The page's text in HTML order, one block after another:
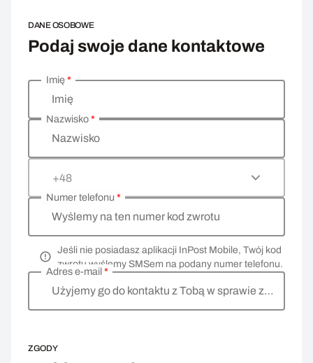
DANE OSOBOWE
Podaj swoje dane kontaktowe
Wprowadź swoje dane osobowe
Imię
Imię*
Nazwisko
Nazwisko*
+48
Wyślemy na ten numer kod zwrotu
Numer telefonu *
Jeśli nie posiadasz aplikacji InPost Mobile, Twój kod
zwrotu wyślemy SMSem na podany numer telefonu.
Użyjemy go do kontaktu z Tobą w sprawie zwrotu
Adres e-mail *
ZGODY